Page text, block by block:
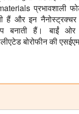
प्रभावशाली
हैं और इन
बनाती हैं। बाईं
बोरोफीन की